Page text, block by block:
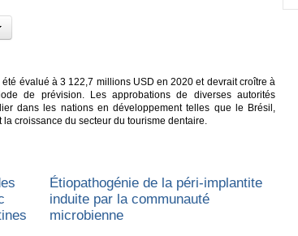
évalué à 3 122,7 millions USD en 2020 et devrait croître à
de prévision. Les approbations de diverses autorités
dans les nations en développement telles que le Brésil,
croissance du secteur du tourisme dentaire.
Étiopathogénie de la péri-implantite
induite par la communauté
microbienne